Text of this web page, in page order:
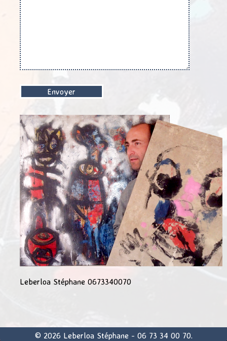
Leberloa Stéphane 0673340070
© 2026 Leberloa Stéphane - 06 73 34 00 70.